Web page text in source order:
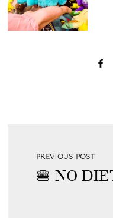
PREVIOUS POST
🍔 NO